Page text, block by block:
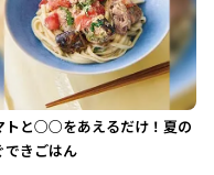
トと○○をあえるだけ！夏の
できごはん